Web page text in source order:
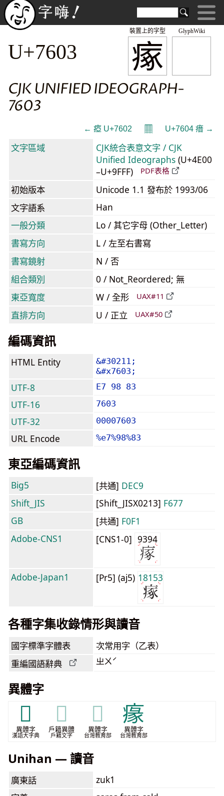
GlyphWiki
瘃
裝置上的字型
U+7603
CJK UNIFIED IDEOGRAPH-
7603
← 瘂 U+7602 𝄜 U+7604 瘄 →
文字區域
CJK統合表意文字 / CJK
Unified Ideographs (U+4E00
–U+9FFF)
PDF表格
初始版本
Unicode 1.1 發布於 1993/06
文字語系
Han
一般分類
Lo / 其它字母 (Other_Letter)
書寫方向
L / 左至右書寫
書寫鏡射
N / 否
組合類別
0 / Not_Reordered; 無
東亞寬度
W / 全形 UAX#11
直排方向 U / 正立 UAX#50
編碼資訊
HTML Entity
&#30211;
&#x7603;
UTF-8 E7 98 83
UTF-16 7603
UTF-32 00007603
URL Encode %e7%98%83
東亞編碼資訊
Big5 [共通] DEC9
Shift_JIS
[Shift_JISX0213] F677
GB
[共通] F0F1
Adobe-CNS1
[CNS1-0] 9394
Adobe-Japan1 [Pr5] (aj5) 18153
各種字集收錄情形與讀音
國字標準字體表 次常用字（乙表）
重編國語辭典 ㄓㄨˊ
異體字
𤷚
異體字
漢語大字典
𤷚
戶籍異體
戶籍文字
𤷚
異體字
台灣教育部
𤸁
異體字
台灣教育部
Unihan — 讀音
廣東話
zuk1